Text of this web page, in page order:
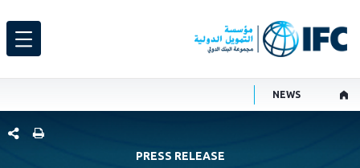
NEWS
شارك
PRESS RELEASE